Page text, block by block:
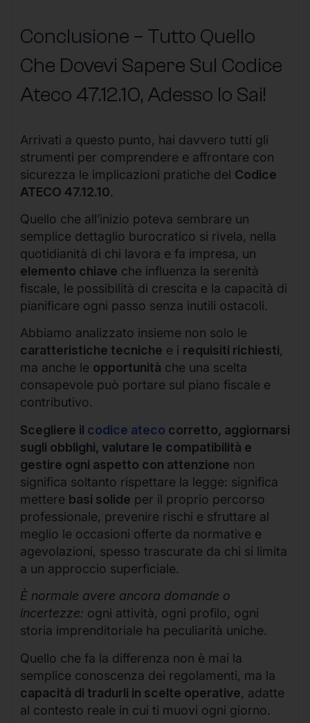
Conclusione – Tutto Quello
Che Dovevi Sapere Sul Codice
Ateco 47.12.10, Adesso lo Sai!
Arrivati a questo punto, hai davvero tutti gli
strumenti per comprendere e affrontare con
sicurezza le implicazioni pratiche del Codice
ATECO 47.12.10.
Quello che all’inizio poteva sembrare un
semplice dettaglio burocratico si rivela, nella
quotidianità di chi lavora e fa impresa, un
elemento chiave che influenza la serenità
fiscale, le possibilità di crescita e la capacità di
pianificare ogni passo senza inutili ostacoli.
Abbiamo analizzato insieme non solo le
caratteristiche tecniche e i requisiti richiesti,
ma anche le opportunità che una scelta
consapevole può portare sul piano fiscale e
contributivo.
Scegliere il codice ateco corretto, aggiornarsi
sugli obblighi, valutare le compatibilità e
gestire ogni aspetto con attenzione non
significa soltanto rispettare la legge: significa
mettere basi solide per il proprio percorso
professionale, prevenire rischi e sfruttare al
meglio le occasioni offerte da normative e
agevolazioni, spesso trascurate da chi si limita
a un approccio superficiale.
È normale avere ancora domande o
incertezze: ogni attività, ogni profilo, ogni
storia imprenditoriale ha peculiarità uniche.
Quello che fa la differenza non è mai la
semplice conoscenza dei regolamenti, ma la
capacità di tradurli in scelte operative, adatte
al contesto reale in cui ti muovi ogni giorno.